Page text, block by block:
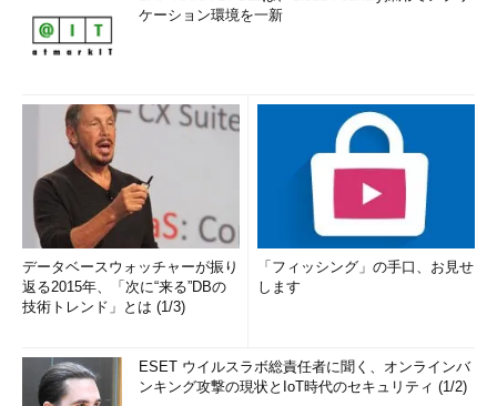
ケーション環境を一新
データベースウォッチャーが振り
返る2015年、「次に“来る”DBの
技術トレンド」とは (1/3)
「フィッシング」の手口、お見せ
します
ESET ウイルスラボ総責任者に聞く、オンラインバ
ンキング攻撃の現状とIoT時代のセキュリティ (1/2)